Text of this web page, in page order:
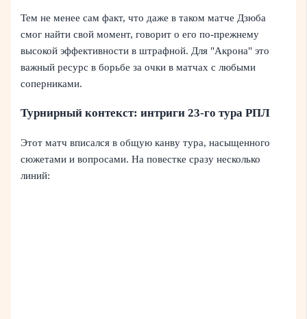
Тем не менее сам факт, что даже в таком матче Дзюба
смог найти свой момент, говорит о его по-прежнему
высокой эффективности в штрафной. Для "Акрона" это
важный ресурс в борьбе за очки в матчах с любыми
соперниками.
Турнирный контекст: интриги 23-го тура РПЛ
Этот матч вписался в общую канву тура, насыщенного
сюжетами и вопросами. На повестке сразу несколько
линий: